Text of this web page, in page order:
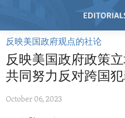
Skip
main
content
to
HOME
VIDEO
REGIONS
反映美国政府观点的社论
反映美国政府政策
共同努力反对跨国
October 06, 2023